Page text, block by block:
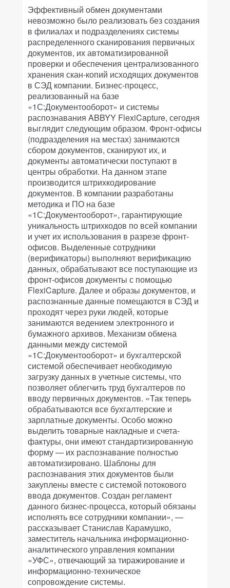
Эффективный обмен документами
невозможно было реализовать без создания
в филиалах и подразделениях системы
распределенного сканирования первичных
документов, их автоматизированной
проверки и обеспечения централизованного
хранения скан-копий исходящих документов
в СЭД компании. Бизнес-процесс,
реализованный на базе
«1С:Документооборот» и системы
распознавания ABBYY FlexiCapture, сегодня
выглядит следующим образом. Фронт-офисы
(подразделения на местах) занимаются
сбором документов, сканируют их, и
документы автоматически поступают в
центры обработки. На данном этапе
производится штрихкодирование
документов. В компании разработаны
методика и ПО на базе
«1С:Документооборот», гарантирующие
уникальность штрихкодов по всей компании
и учет их использования в разрезе фронт-
офисов. Выделенные сотрудники
(верификаторы) выполняют верификацию
данных, обрабатывают все поступающие из
фронт-офисов документы с помощью
FlexiCapture. Далее и образы документов, и
распознанные данные помещаются в СЭД и
проходят через руки людей, которые
занимаются ведением электронного и
бумажного архивов. Механизм обмена
данными между системой
«1С:Документооборот» и бухгалтерской
системой обеспечивает необходимую
загрузку данных в учетные системы, что
позволяет облегчить труд бухгалтеров по
вводу первичных документов. «Так теперь
обрабатываются все бухгалтерские и
зарплатные документы. Особо можно
выделить товарные накладные и счета-
фактуры, они имеют стандартизированную
форму — их распознавание полностью
автоматизировано. Шаблоны для
распознавания этих документов были
закуплены вместе с системой потокового
ввода документов. Создан регламент
данного бизнес-процесса, который обязаны
исполнять все сотрудники компании», —
рассказывает Станислав Карамушко,
заместитель начальника информационно-
аналитического управления компании
«УФС», отвечающий за тиражирование и
информационно-техническое
сопровождение системы.